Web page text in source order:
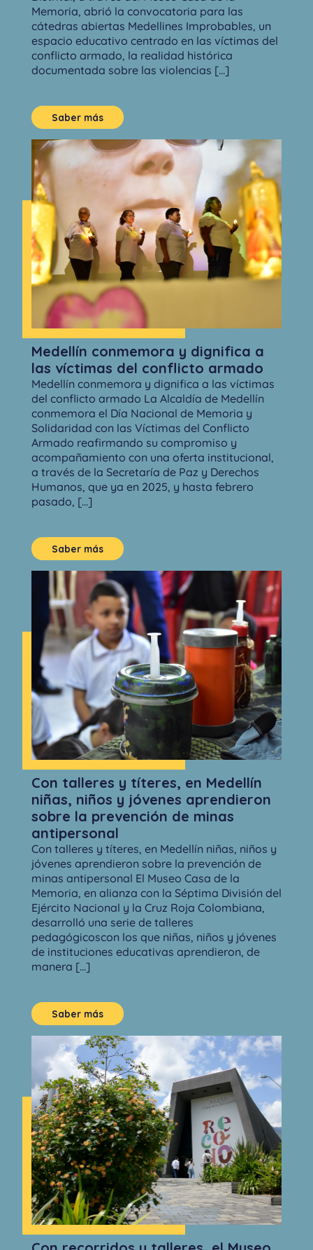
Memoria, abrió la convocatoria para las
cátedras abiertas Medellines Improbables, un
espacio educativo centrado en las víctimas del
conflicto armado, la realidad histórica
documentada sobre las violencias [...]
Saber más
Medellín conmemora y dignifica a
las víctimas del conflicto armado
Medellín conmemora y dignifica a las víctimas
del conflicto armado La Alcaldía de Medellín
conmemora el Día Nacional de Memoria y
Solidaridad con las Víctimas del Conflicto
Armado reafirmando su compromiso y
acompañamiento con una oferta institucional,
a través de la Secretaría de Paz y Derechos
Humanos, que ya en 2025, y hasta febrero
pasado, [...]
Saber más
Con talleres y títeres, en Medellín
niñas, niños y jóvenes aprendieron
sobre la prevención de minas
antipersonal
Con talleres y títeres, en Medellín niñas, niños y
jóvenes aprendieron sobre la prevención de
minas antipersonal El Museo Casa de la
Memoria, en alianza con la Séptima División del
Ejército Nacional y la Cruz Roja Colombiana,
desarrolló una serie de talleres
pedagógicoscon los que niñas, niños y jóvenes
de instituciones educativas aprendieron, de
manera [...]
Saber más